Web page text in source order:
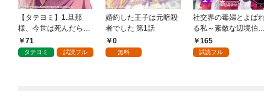
【タテヨミ】1.旦那
様、今世は死んだら許
しません
71
タテヨミ 試読フル
婚約した王子は元暗殺
者でした 第1話
0
無料
社交界の毒婦とよば
る私～素敵な辺境伯令
息に腕を折られたの
で、責任とってもらい
165
試読フル